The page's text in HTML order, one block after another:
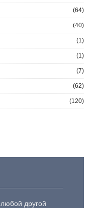
(64)
(40)
(1)
(1)
(7)
(62)
(120)
другой